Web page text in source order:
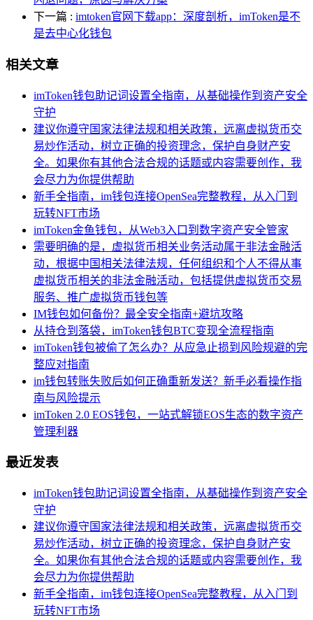
下一篇 : imtoken官网下载app：深度剖析，imToken是不
是去中心化钱包
相关文章
imToken钱包助记词设置全指南，从基础操作到资产安全
守护
建议你遵守国家法律法规和相关政策，远离虚拟货币交
易炒作活动，树立正确的投资理念，保护自身财产安
全。如果你有其他合法合规的话题或内容需要创作，我
会尽力为你提供帮助
新手全指南，im钱包连接OpenSea完整教程，从入门到
玩转NFT市场
imToken金鱼钱包，从Web3入口到数字资产安全管家
需要明确的是，虚拟货币相关业务活动属于非法金融活
动，根据中国相关法律法规，任何组织和个人不得从事
虚拟货币相关的非法金融活动，包括提供虚拟货币交易
服务、推广虚拟货币钱包等
IM钱包如何备份？最全安全指南+避坑攻略
从持仓到落袋，imToken钱包BTC变现全流程指南
imToken钱包被偷了怎么办？从应急止损到风险规避的完
整应对指南
im钱包转账失败后如何正确重新发送？新手必看操作指
南与风险提示
imToken 2.0 EOS钱包，一站式解锁EOS生态的数字资产
管理利器
最近发表
imToken钱包助记词设置全指南，从基础操作到资产安全
守护
建议你遵守国家法律法规和相关政策，远离虚拟货币交
易炒作活动，树立正确的投资理念，保护自身财产安
全。如果你有其他合法合规的话题或内容需要创作，我
会尽力为你提供帮助
新手全指南，im钱包连接OpenSea完整教程，从入门到
玩转NFT市场